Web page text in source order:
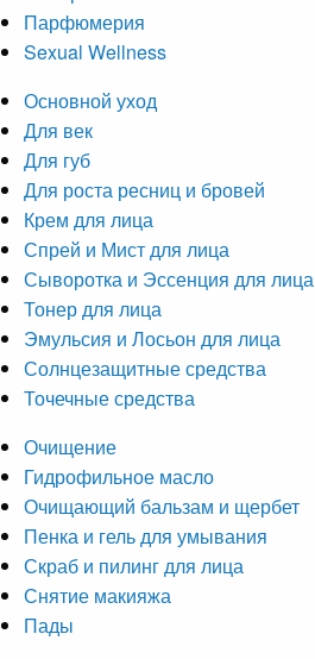
Парфюмерия
Sexual Wellness
Основной уход
Для век
Для губ
Для роста ресниц и бровей
Крем для лица
Спрей и Мист для лица
Сыворотка и Эссенция для лица
Тонер для лица
Эмульсия и Лосьон для лица
Солнцезащитные средства
Точечные средства
Очищение
Гидрофильное масло
Очищающий бальзам и щербет
Пенка и гель для умывания
Скраб и пилинг для лица
Снятие макияжа
Пады